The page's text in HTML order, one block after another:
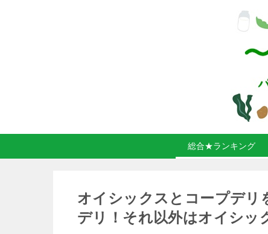
総合★ランキング
オイシックスとコープデリ
デリ！それ以外はオイシッ